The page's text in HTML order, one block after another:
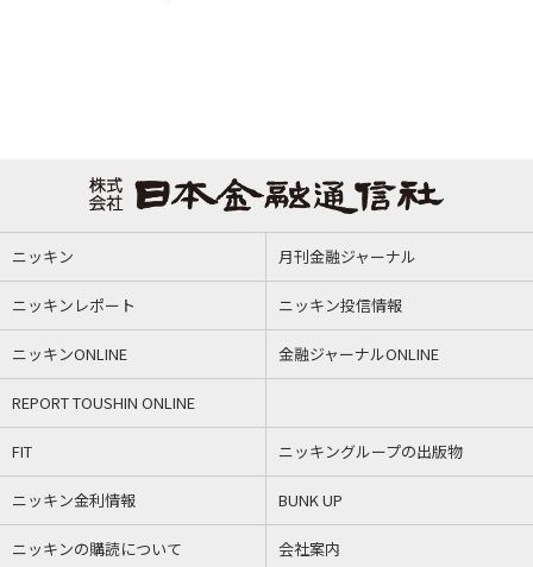
ニッキン 月刊金融ジャーナル
ニッキンレポート ニッキン投信情報
ニッキンONLINE 金融ジャーナルONLINE
REPORT TOUSHIN ONLINE
FIT ニッキングループの出版物
ニッキン金利情報 BUNK UP
ニッキンの購読について 会社案内